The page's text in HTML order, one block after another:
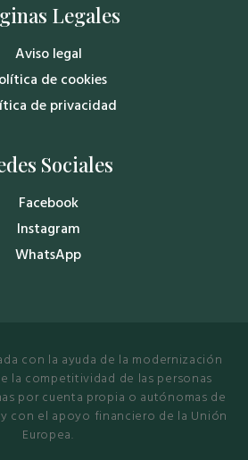
Legales
Aviso legal
de cookies
de privacidad
Sociales
Facebook
Instagram
WhatsApp
con la ayuda de la modernización
la competitividad de las personas
por cuenta propia o autónomas de
con el apoyo financiero de la Unión
Europea.